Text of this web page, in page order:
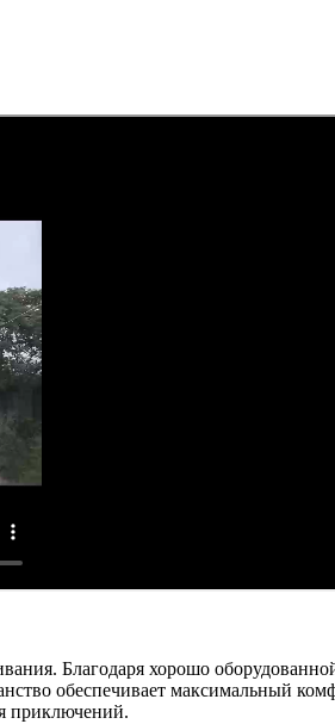
Благодаря хорошо
обеспечивает максимальный
приключений.